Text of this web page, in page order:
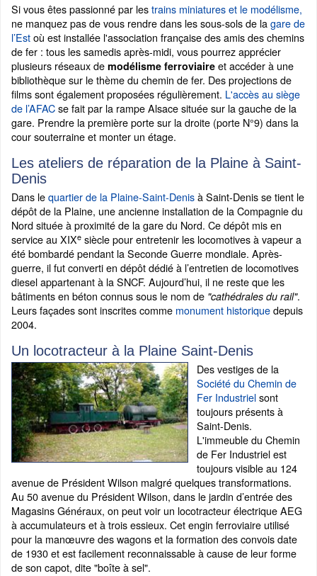
Si vous êtes passionné par lestrains miniatures et le modélisme,
ne manquez pas de vous rendre dans les sous-sols de lagare de
l’Estoù est installée l'association française des amis des chemins
de fer : tous les samedis après-midi, vous pourrez apprécier
plusieurs réseaux de modélisme ferroviaire et accéder à une
bibliothèque sur le thème du chemin de fer. Des projections de
films sont également proposées régulièrement. L'accès au siège
de l’AFACse fait par la rampe Alsace située sur la gauche de la
gare. Prendre la première porte sur la droite (porte N°9) dans la
cour souterraine et monter un étage.
Les ateliers de réparation de la Plaine à Saint-
Denis
Dans lequartier de la Plaine-Saint-Denisà Saint-Denis se tient le
dépôt de la Plaine, une ancienne installation de la Compagnie du
Nord située à proximité de la gare du Nord. Ce dépôt mis en
service au XIXe siècle pour entretenir les locomotives à vapeur a
été bombardé pendant la Seconde Guerre mondiale. Après-
guerre, il fut converti en dépôt dédié à l’entretien de locomotives
diesel appartenant à la SNCF. Aujourd’hui, il ne reste que les
bâtiments en béton connus sous le nom de "cathédrales du rail".
Leurs façades sont inscrites comme monument historiquedepuis
2004.
Un locotracteur à la Plaine Saint-Denis
Des vestiges de la
Société du Chemin de
Fer Industrielsont
toujours présents à
Saint-Denis.
L'immeuble du Chemin
de Fer Industriel est
toujours visible au 124
avenue de Président Wilson malgré quelques transformations.
Au 50 avenue du Président Wilson, dans le jardin d’entrée des
Magasins Généraux, on peut voir un locotracteur électrique AEG
à accumulateurs et à trois essieux. Cet engin ferroviaire utilisé
pour la manœuvre des wagons et la formation des convois date
de 1930 et est facilement reconnaissable à cause de leur forme
de son capot, dite "boîte à sel".